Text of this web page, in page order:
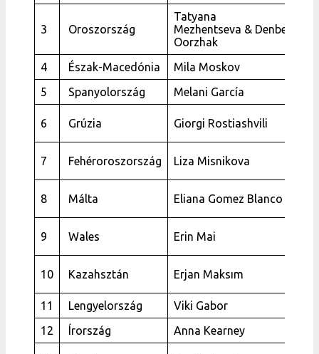
3 Oroszország
Tatyana
Mezhentseva & Denberel
Oorzhak
4 Észak-Macedónia Mila Moskov
5
Spanyolország Melani García
6 Grúzia Giorgi Rostiashvili
7 Fehéroroszország Liza Misnikova
8 Málta Eliana Gomez Blanco
9 Wales Erin Mai
10 Kazahsztán Erjan Maksım
11
Lengyelország Viki Gabor
12
Írország Anna Kearney